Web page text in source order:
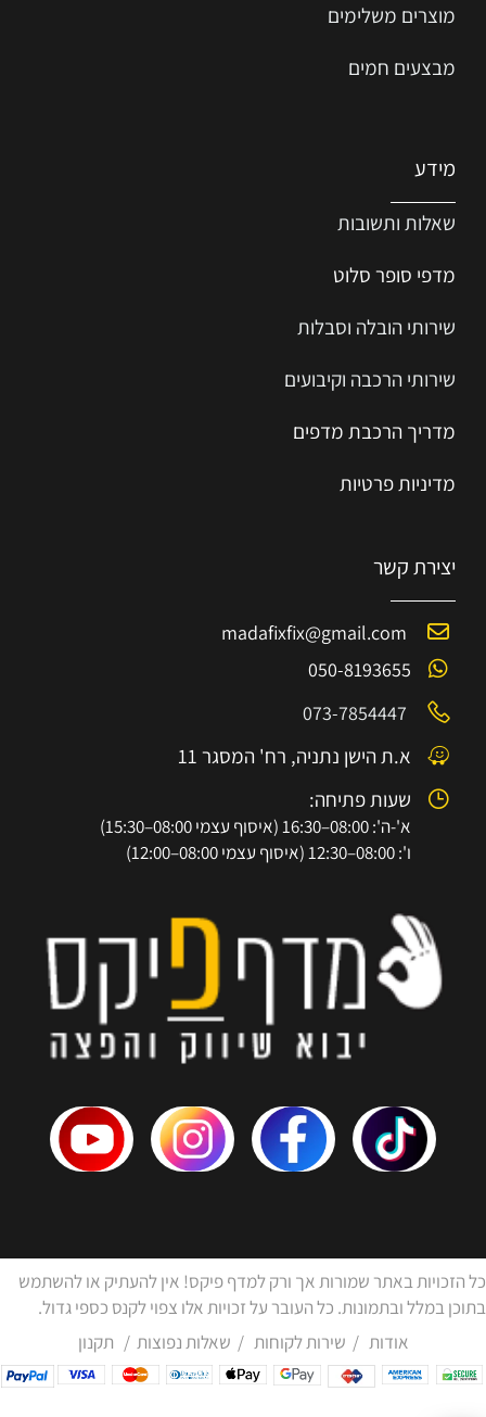
מוצרים משלימים
מבצעים חמים
מידע
שאלות ותשובות
מדפי סופר סלוט
שירותי הובלה וסבלות
שירותי הרכבה וקיבועים
מדריך הרכבת מדפים
מדיניות פרטיות
יצירת קשר
madafixfix@gmail.com
050-8193655
073-7854447
א.ת הישן נתניה, רח' המסגר 11
שעות פתיחה:
א'-ה': 08:00–16:30 (איסוף עצמי 08:00–15:30)
ו': 08:00–12:30 (איסוף עצמי 08:00–12:00)
כל הזכויות באתר שמורות אך ורק למדף פיקס! אין להעתיק או להשתמש
בתוכן במלל ובתמונות. כל העובר על זכויות אלו צפוי לקנס כספי גדול.
אודות / שירות לקוחות / שאלות נפוצות / תקנון